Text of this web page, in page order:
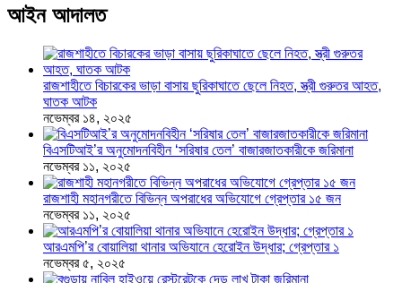
আইন আদালত
রাজশাহীতে বিচারকের ভাড়া বাসায় ছুরিকাঘাতে ছেলে নিহত, স্ত্রী গুরুতর আহত,
ঘাতক আটক
নভেম্বর ১৪, ২০২৫
বিএসটিআই’র অনুমোদনবিহীন ‘সরিষার তেল’ বাজারজাতকারীকে জরিমানা
নভেম্বর ১১, ২০২৫
রাজশাহী মহানগরীতে বিভিন্ন অপরাধের অভিযোগে গ্রেপ্তার ১৫ জন
নভেম্বর ১১, ২০২৫
আরএমপি’র বোয়ালিয়া থানার অভিযানে হেরোইন উদ্ধার; গ্রেপ্তার ১
নভেম্বর ৫, ২০২৫